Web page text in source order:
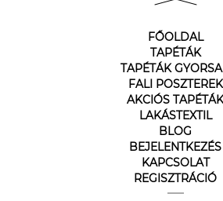
FŐOLDAL
TAPÉTÁK
TAPÉTÁK
FALI POSZTEREK
AKCIÓS TAPÉTÁK
LAKÁSTEXTIL
BLOG
BEJELENTKEZÉS
KAPCSOLAT
REGISZTRÁCIÓ